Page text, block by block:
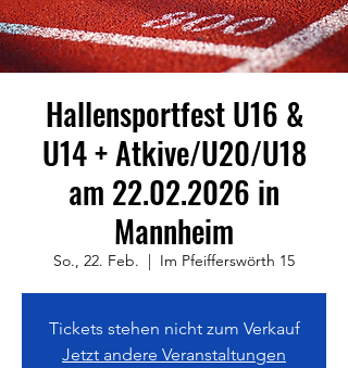
Hallensportfest U16 &
U14 + Atkive/U20/U18
am 22.02.2026 in
Mannheim
So., 22. Feb.
  |
Im Pfeifferswörth 15
Tickets stehen nicht zum Verkauf
Jetzt andere Veranstaltungen